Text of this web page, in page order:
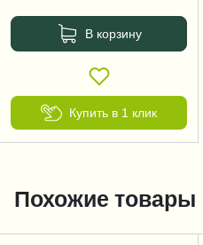
В корзину
Купить в 1 клик
Похожие товары